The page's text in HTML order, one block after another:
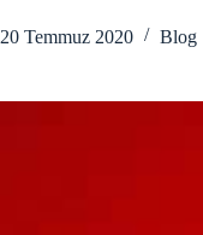
20 Temmuz 2020 Blog